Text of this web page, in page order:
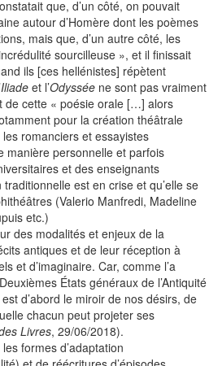
que, d’un côté, on pouvait
autour d’Homère dont les poèmes
mais que, d’un autre côté, les
sourcilleuse », et il finissait
ils [ces hellénistes] répètent
Iliadeet l’Odysséene sont pas vraiment
de cette « poésie orale […] alors
pour la création théâtrale
romanciers et essayistes
manière personnelle et parfois
et des enseignants
est en crise et qu’elle se
(Valerio Manfredi, Madeline
etc.)
des modalités et enjeux de la
antiques et de leur réception à
et d’imaginaire. Car, comme l’a
États généraux de l’Antiquité
d’abord le miroir de nos désirs, de
chacun peut projeter ses
Livres, 29/06/2018).
formes d’adaptation